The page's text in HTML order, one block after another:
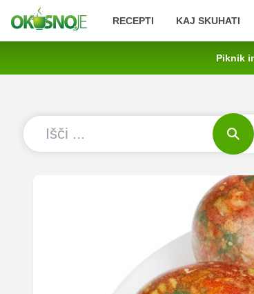
RECEPTI KAJ SKUHATI
Piknik